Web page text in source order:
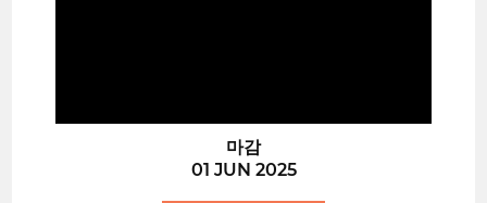
마감
01 JUN 2025